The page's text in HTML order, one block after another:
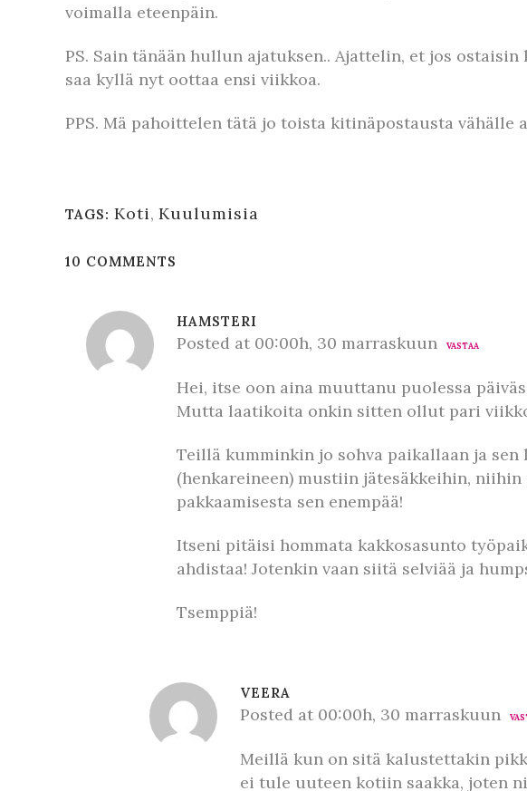
voimalla eteenpäin.
PS. Sain tänään hullun ajatuksen.. Ajattelin, et jos
saa kyllä nyt oottaa ensi viikkoa.
PPS. Mä pahoittelen tätä jo toista kitinäpostausta
TAGS: Koti, Kuulumisia
10 COMMENTS
HAMSTERI
Posted at 00:00h, 30 marraskuun VASTAA
Hei, itse oon aina muuttanu puolessa
Mutta laatikoita onkin sitten ollut pari
Teillä kumminkin jo sohva paikallaan ja
(henkareineen) mustiin jätesäkkeihin,
pakkaamisesta sen enempää!
Itseni pitäisi hommata kakkosasunto
ahdistaa! Jotenkin vaan siitä selviää ja
Tsemppiä!
VEERA
Posted at 00:00h, 30 marraskuun
Meillä kun on sitä kalustettakin
ei tule uuteen kotiin saakka, joten